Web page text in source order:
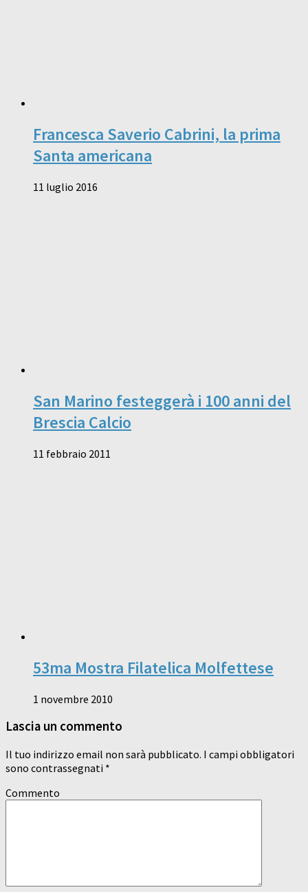
Francesca Saverio Cabrini, la prima
Santa americana
11 luglio 2016
San Marino festeggerà i 100 anni del
Brescia Calcio
11 febbraio 2011
53ma Mostra Filatelica Molfettese
1 novembre 2010
Lascia un commento
Il tuo indirizzo email non sarà pubblicato. I campi obbligatori
sono contrassegnati *
Commento